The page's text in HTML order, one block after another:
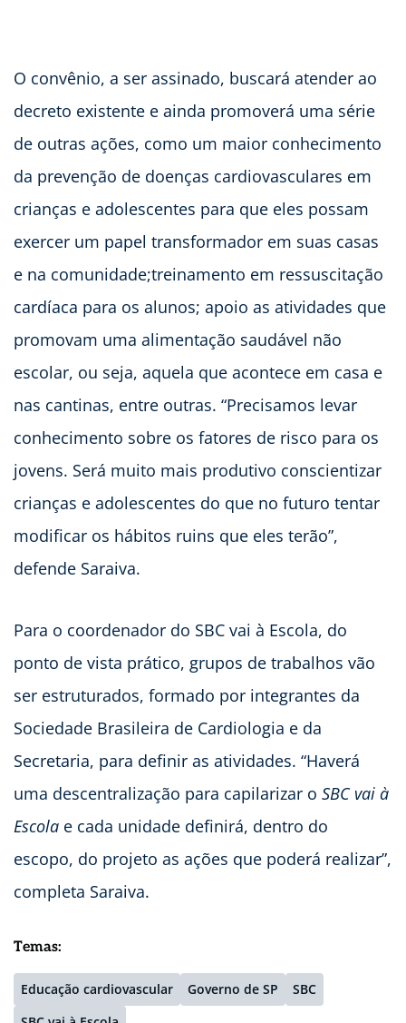
O convênio, a ser assinado, buscará atender ao
decreto existente e ainda promoverá uma série
de outras ações, como um maior conhecimento
da prevenção de doenças cardiovasculares em
crianças e adolescentes para que eles possam
exercer um papel transformador em suas casas
e na comunidade;treinamento em ressuscitação
cardíaca para os alunos; apoio as atividades que
promovam uma alimentação saudável não
escolar, ou seja, aquela que acontece em casa e
nas cantinas, entre outras. “Precisamos levar
conhecimento sobre os fatores de risco para os
jovens. Será muito mais produtivo conscientizar
crianças e adolescentes do que no futuro tentar
modificar os hábitos ruins que eles terão”,
defende Saraiva.
Para o coordenador do SBC vai à Escola, do
ponto de vista prático, grupos de trabalhos vão
ser estruturados, formado por integrantes da
Sociedade Brasileira de Cardiologia e da
Secretaria, para definir as atividades. “Haverá
uma descentralização para capilarizar o SBC vai à
Escola e cada unidade definirá, dentro do
escopo, do projeto as ações que poderá realizar”,
completa Saraiva.
Temas:
Educação cardiovascular Governo de SP
SBC